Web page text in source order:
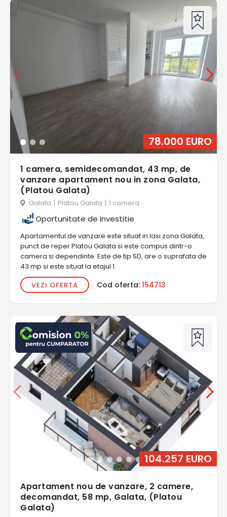
78.000 EURO
1 camera, semidecomandat, 43 mp, de
vanzare apartament nou in zona Galata,
(Platou Galata)
Galata | Platou Galata | 1 camera
Oportunitate de investitie
Apartamentul de vanzare este situat in Iasi zona Galata,
punct de reper Platou Galata si este compus dintr-o
camera si dependinte. Este de tip SD, are o suprafata de
43 mp si este situat la etajul 1
VEZI OFERTA
Cod oferta: 154713
104.257 EURO
Apartament nou de vanzare, 2 camere,
decomandat, 58 mp, Galata, (Platou
Galata)